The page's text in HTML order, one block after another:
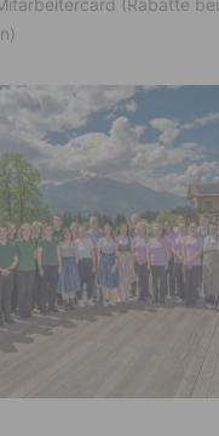
(Rabatte bei